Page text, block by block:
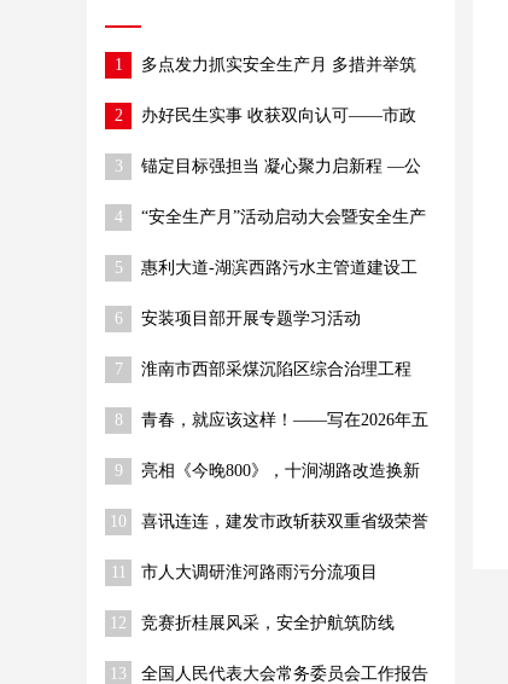
1
多点发力抓实安全生产月 多措并举筑
2
办好民生实事 收获双向认可——市政
锦旗
3
锚定目标强担当 凝心聚力启新程 —公
4
“安全生产月”活动启动大会暨安全生产
5
惠利大道-湖滨西路污水主管道建设工
6
安装项目部开展专题学习活动
7
淮南市西部采煤沉陷区综合治理工程
8
青春，就应该这样！——写在2026年五
9
亮相《今晚800》，十涧湖路改造换新
10 喜讯连连，建发市政斩获双重省级荣誉
11 市人大调研淮河路雨污分流项目
12 竞赛折桂展风采，安全护航筑防线
13 全国人民代表大会常务委员会工作报告